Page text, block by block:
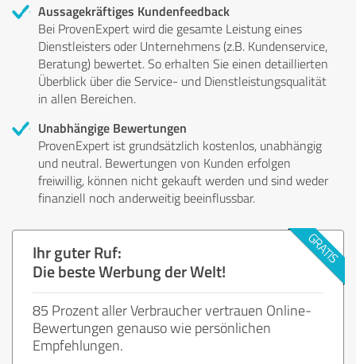
Aussagekräftiges Kundenfeedback
Bei ProvenExpert wird die gesamte Leistung eines
Dienstleisters oder Unternehmens (z.B. Kundenservice,
Beratung) bewertet. So erhalten Sie einen detaillierten
Überblick über die Service- und Dienstleistungsqualität
in allen Bereichen.
Unabhängige Bewertungen
ProvenExpert ist grundsätzlich kostenlos, unabhängig
und neutral. Bewertungen von Kunden erfolgen
freiwillig, können nicht gekauft werden und sind weder
finanziell noch anderweitig beeinflussbar.
Ihr guter Ruf:
Die beste Werbung der Welt!
85 Prozent aller Verbraucher vertrauen Online-
Bewertungen genauso wie persönlichen
Empfehlungen.